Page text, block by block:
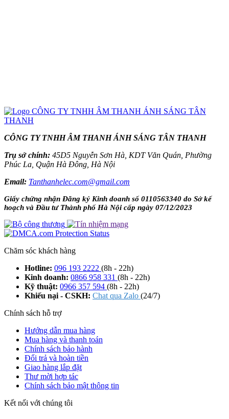
CÔNG TY TNHH ÂM THANH ÁNH SÁNG TÂN THANH
Trụ sở chính: 45D5 Nguyễn Sơn Hà, KDT Văn Quán, Phường
Phúc La, Quận Hà Đông, Hà Nội
Email: Tanthanhelec.com@gmail.com
Giấy chứng nhận Đăng ký Kinh doanh số 0110563340 do Sở kế
hoạch và Đầu tư Thành phố Hà Nội cấp ngày 07/12/2023
Chăm sóc khách hàng
Hotline: 096 193 2222 (8h - 22h)
Kinh doanh: 0866 958 331 (8h - 22h)
Kỹ thuật: 0966 357 594 (8h - 22h)
Khiếu nại - CSKH: Chat qua Zalo (24/7)
Chính sách hỗ trợ
Hướng dẫn mua hàng
Mua hàng và thanh toán
Chính sách bảo hành
Đổi trả và hoàn tiền
Giao hàng lắp đặt
Thư mời hợp tác
Chính sách bảo mật thông tin
Kết nối với chúng tôi